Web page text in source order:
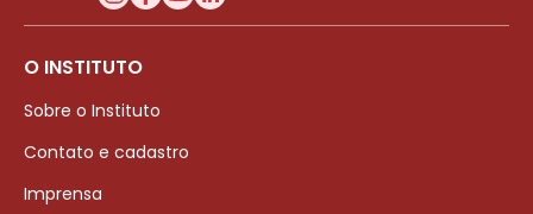
O INSTITUTO
Sobre o Instituto
Contato e cadastro
Imprensa